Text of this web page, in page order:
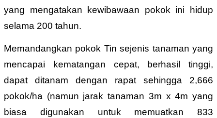
yang mengatakan kewibawaan pokok ini hidup
selama 200 tahun.
Memandangkan pokok Tin sejenis tanaman yang
mencapai kematangan cepat, berhasil tinggi,
dapat ditanam dengan rapat sehingga 2,666
pokok/ha (namun jarak tanaman 3m x 4m yang
biasa digunakan untuk memuatkan 833